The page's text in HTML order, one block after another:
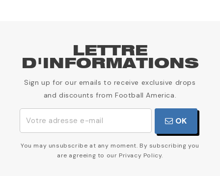
LETTRE
D'INFORMATIONS
Sign up for our emails to receive exclusive drops
and discounts from Football America.
OK
You may unsubscribe at any moment. By subscribing you
are agreeing to our Privacy Policy.